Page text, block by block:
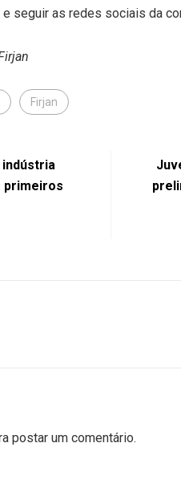
e seguir as redes sociais da
Firjan
indústria
primeiros
postar um comentário.